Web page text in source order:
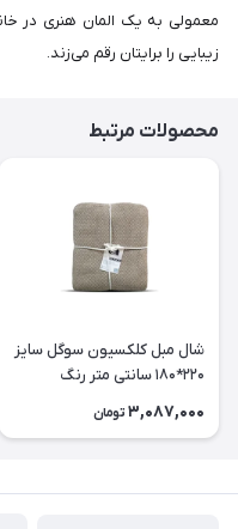
معمولی به یک المان هنری در
زیبایی را برایتان رقم می‌زند.
محصولات مرتبط
شال مبل کلکسیون سوگل سایز
220*180 سانتی متر رنگ
نسکافه ای
3,087,000 تومان